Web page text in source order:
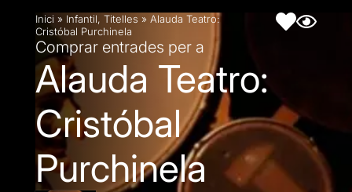
Inici » Infantil, Titelles » Alauda Teatro:
Cristóbal Purchinela
Comprar entrades per a
Alauda Teatro:
Cristóbal
Purchinela